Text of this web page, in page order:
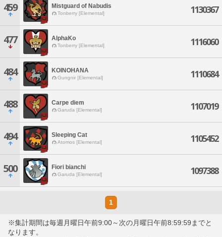
459 Mistguard of Nabudis
Tonberry [Elemental] 1130367
477 AlphaKo
Tonberry [Elemental] 1116060
484 KOINOHANA
Gungnir [Elemental] 1110684
488 Carpe diem
Garuda [Elemental] 1107019
494 Sleeping Cat
Atomos [Elemental] 1105452
500 Fiori bianchi
Garuda [Elemental] 1097388
1
※集計期間は毎週月曜日午前9:00～次の月曜日午前8:59:59までと
なります。